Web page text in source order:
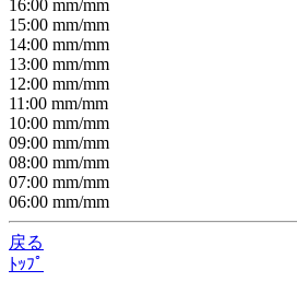
16:00 mm/mm
15:00 mm/mm
14:00 mm/mm
13:00 mm/mm
12:00 mm/mm
11:00 mm/mm
10:00 mm/mm
09:00 mm/mm
08:00 mm/mm
07:00 mm/mm
06:00 mm/mm
戻る
ﾄｯﾌﾟ